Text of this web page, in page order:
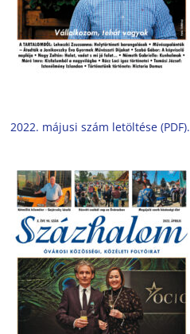
2022. májusi szám letöltése (PDF).